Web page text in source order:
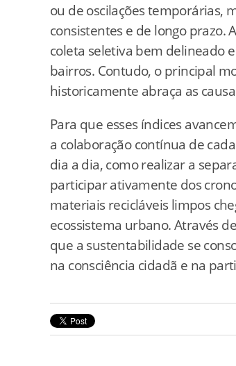
ou de oscilações temporárias,
consistentes e de longo
coleta seletiva bem delineado
bairros. Contudo, o principal
historicamente abraça as
Para que esses índices
a colaboração contínua de
dia a dia, como realizar a
participar ativamente dos
materiais recicláveis limpos
ecossistema urbano. Através
que a sustentabilidade se
na consciência cidadã e na